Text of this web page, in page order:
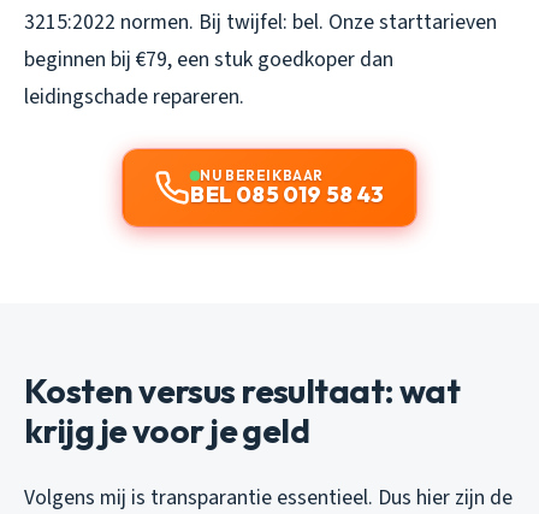
3215:2022 normen. Bij twijfel: bel. Onze starttarieven
beginnen bij €79, een stuk goedkoper dan
leidingschade repareren.
NU BEREIKBAAR
BEL 085 019 58 43
Kosten versus resultaat: wat
krijg je voor je geld
Volgens mij is transparantie essentieel. Dus hier zijn de